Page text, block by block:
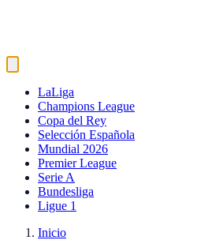
LaLiga
Champions League
Copa del Rey
Selección Española
Mundial 2026
Premier League
Serie A
Bundesliga
Ligue 1
Inicio